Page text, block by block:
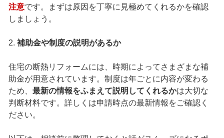
注意です。まずは原因を丁寧に見極めてくれるかを確認
しましょう。
2. 補助金や制度の説明があるか
住宅の断熱リフォームには、時期によってさまざまな補
助金が用意されています。制度は年ごとに内容が変わる
ため、 最新の情報をふまえて説明してくれるかは大切な
判断材料です。詳しくは申請時点の最新情報をご確認く
ださい。